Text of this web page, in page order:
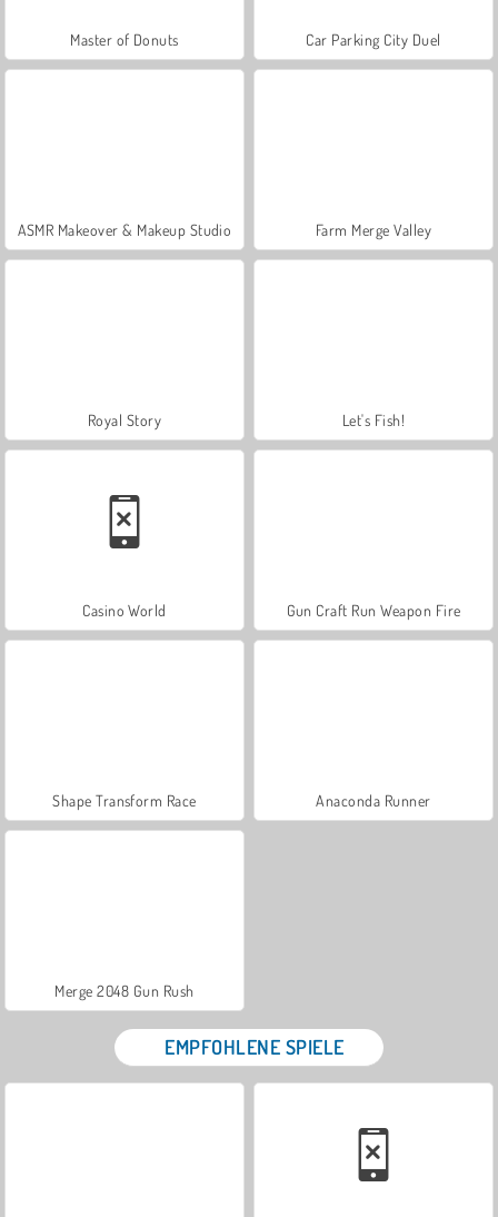
Master of Donuts Car Parking City Duel
ASMR Makeover & Makeup Studio Farm Merge Valley
Royal Story Let's Fish!
Casino World Gun Craft Run Weapon Fire
Shape Transform Race Anaconda Runner
Merge 2048 Gun Rush
EMPFOHLENE SPIELE